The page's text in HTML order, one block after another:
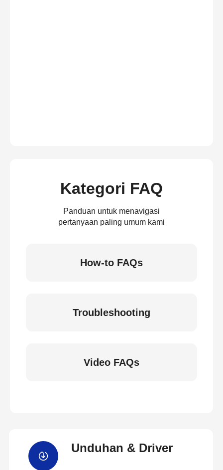
Kategori FAQ
Panduan untuk menavigasi
pertanyaan paling umum kami
How-to FAQs
Troubleshooting
Video FAQs
Unduhan & Driver